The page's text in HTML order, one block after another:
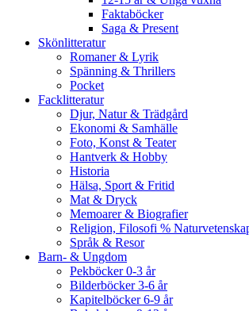
Faktaböcker
Saga & Present
Skönlitteratur
Romaner & Lyrik
Spänning & Thrillers
Pocket
Facklitteratur
Djur, Natur & Trädgård
Ekonomi & Samhälle
Foto, Konst & Teater
Hantverk & Hobby
Historia
Hälsa, Sport & Fritid
Mat & Dryck
Memoarer & Biografier
Religion, Filosofi %
Språk & Resor
Barn- & Ungdom
Pekböcker 0-3 år
Bilderböcker 3-6 år
Kapitelböcker 6-9 år